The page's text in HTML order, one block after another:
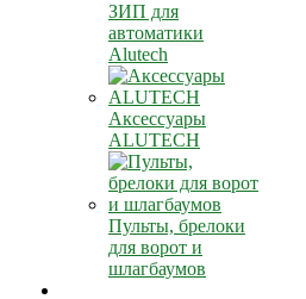
ЗИП для
автоматики
Alutech
Аксессуары
ALUTECH
Пульты, брелоки
для ворот и
шлагбаумов